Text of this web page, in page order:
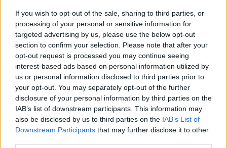
If you wish to opt-out of the sale, sharing to third parties, or
processing of your personal or sensitive information for
targeted advertising by us, please use the below opt-out
section to confirm your selection. Please note that after your
opt-out request is processed you may continue seeing
interest-based ads based on personal information utilized by
us or personal information disclosed to third parties prior to
your opt-out. You may separately opt-out of the further
disclosure of your personal information by third parties on the
IAB’s list of downstream participants. This information may
also be disclosed by us to third parties on the IAB’s List of
Downstream Participants that may further disclose it to other
Ez a rejtett Samsung funkció teljesen
megváltoztatja a mobilhasználatot –
sokan mégsem tudnak róla
2026.07.12| Android Central
Az Edge Panel az egyik leghasznosabb funkció, amely
jelentősen felgyorsítja a mindennapi használatot,
miközben a Pixel telefonokból továbbra is hiányzik.